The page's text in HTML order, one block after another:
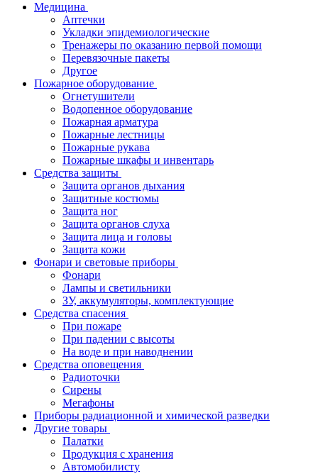
Медицина
Аптечки
Укладки эпидемиологические
Тренажеры по оказанию первой помощи
Перевязочные пакеты
Другое
Пожарное оборудование
Огнетушители
Водопенное оборудование
Пожарная арматура
Пожарные лестницы
Пожарные рукава
Пожарные шкафы и инвентарь
Средства защиты
Защита органов дыхания
Защитные костюмы
Защита ног
Защита органов слуха
Защита лица и головы
Защита кожи
Фонари и световые приборы
Фонари
Лампы и светильники
ЗУ, аккумуляторы, комплектующие
Средства спасения
При пожаре
При падении с высоты
На воде и при наводнении
Средства оповещения
Радиоточки
Сирены
Мегафоны
Приборы радиационной и химической разведки
Другие товары
Палатки
Продукция с хранения
Автомобилисту